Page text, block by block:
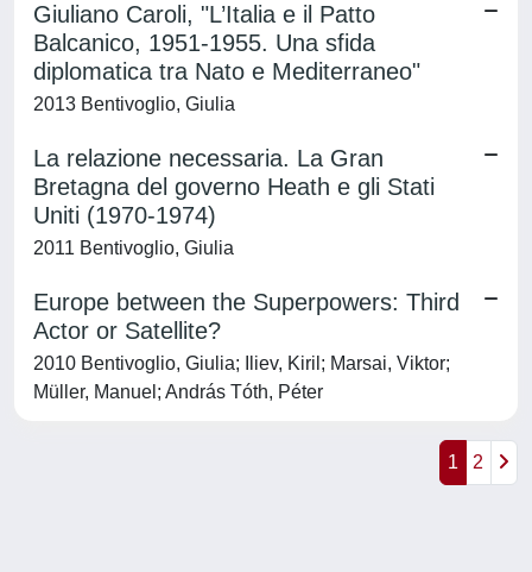
Giuliano Caroli, "L’Italia e il Patto
Balcanico, 1951-1955. Una sfida
diplomatica tra Nato e Mediterraneo"
2013 Bentivoglio, Giulia
La relazione necessaria. La Gran
Bretagna del governo Heath e gli Stati
Uniti (1970-1974)
2011 Bentivoglio, Giulia
Europe between the Superpowers: Third
Actor or Satellite?
2010 Bentivoglio, Giulia; Iliev, Kiril; Marsai, Viktor;
Müller, Manuel; András Tóth, Péter
1 2